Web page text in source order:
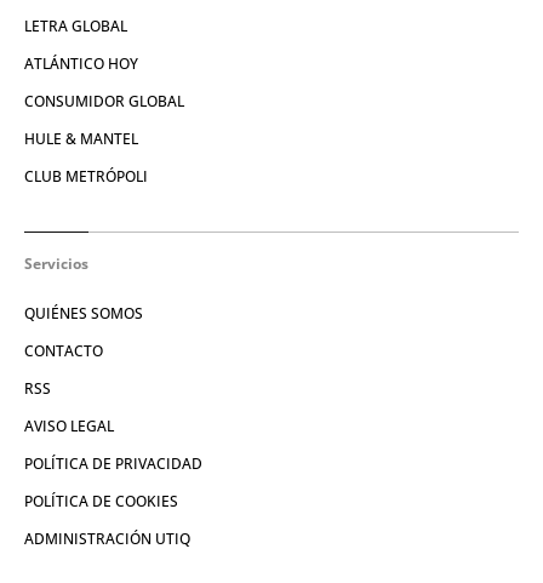
LETRA GLOBAL
ATLÁNTICO HOY
CONSUMIDOR GLOBAL
HULE & MANTEL
CLUB METRÓPOLI
Servicios
QUIÉNES SOMOS
CONTACTO
RSS
AVISO LEGAL
POLÍTICA DE PRIVACIDAD
POLÍTICA DE COOKIES
ADMINISTRACIÓN UTIQ